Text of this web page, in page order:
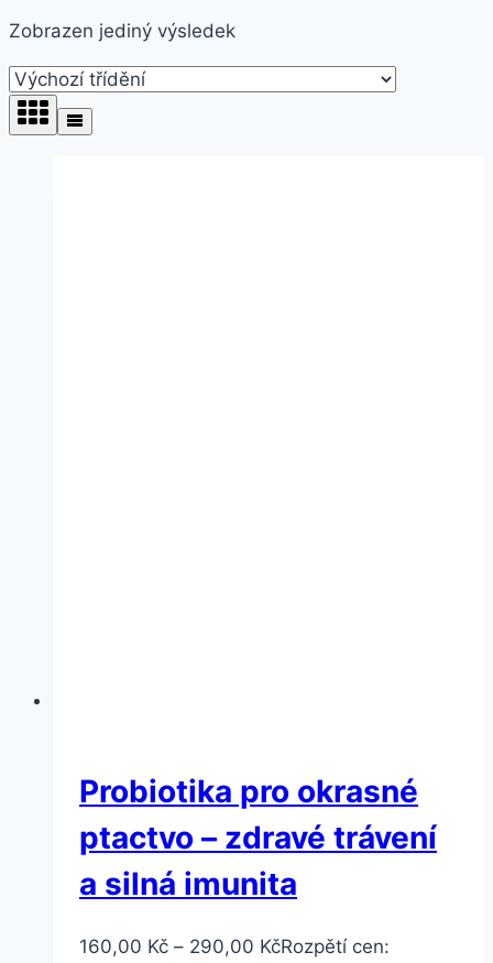
Zobrazen jediný výsledek
Probiotika pro okrasné
ptactvo – zdravé trávení
a silná imunita
160,00 Kč – 290,00 KčRozpětí cen: